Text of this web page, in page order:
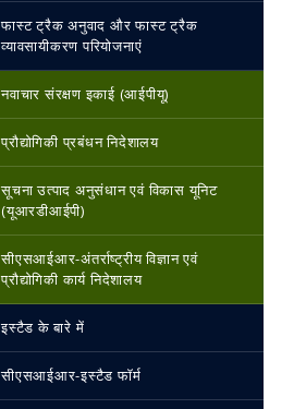
फास्ट ट्रैक अनुवाद और फास्ट ट्रैक
व्यावसायीकरण परियोजनाएं
नवाचार संरक्षण इकाई (आईपीयू)
प्रौद्योगिकी प्रबंधन निदेशालय
सूचना उत्पाद अनुसंधान एवं विकास यूनिट
(यूआरडीआईपी)
सीएसआईआर-अंतर्राष्‍ट्रीय विज्ञान एवं
प्रौद्योगिकी कार्य निदेशालय
इस्‍टैड के बारे में
सीएसआईआर-इस्‍टैड फॉर्म